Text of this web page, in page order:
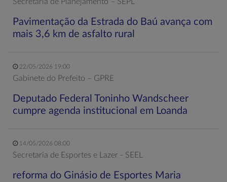
Pavimentação da Estrada do Baú avança com
mais 3,6 km de asfalto rural
22/05/2026 19:00
Gabinete do Prefeito – GPRE
Deputado Federal Toninho Wandscheer
cumpre agenda institucional em Loanda
14/05/2026 08:00
Secretaria de Esportes e Lazer - SEEL
reforma do Ginásio de Esportes Maria